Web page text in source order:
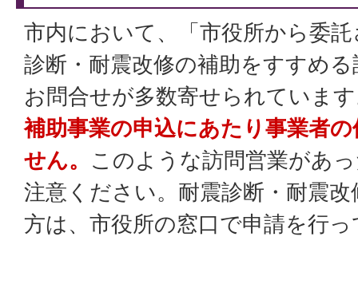
市内において、「市役所から委
診断・耐震改修の補助をすすめ
お問合せが多数寄せられていま
補助事業の申込にあたり事業者
せん。 このような訪問営業があ
注意ください。耐震診断・耐震
方は、市役所の窓口で申請を行